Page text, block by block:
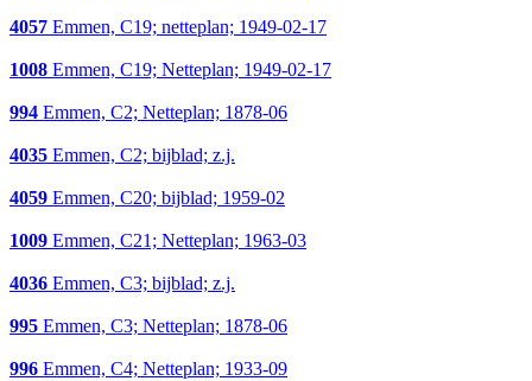
4057 Emmen, C19; netteplan; 1949-02-17
1008 Emmen, C19; Netteplan; 1949-02-17
994 Emmen, C2; Netteplan; 1878-06
4035 Emmen, C2; bijblad; z.j.
4059 Emmen, C20; bijblad; 1959-02
1009 Emmen, C21; Netteplan; 1963-03
4036 Emmen, C3; bijblad; z.j.
995 Emmen, C3; Netteplan; 1878-06
996 Emmen, C4; Netteplan; 1933-09